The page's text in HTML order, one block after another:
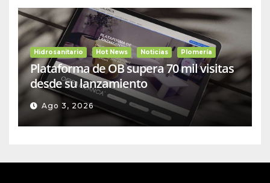
Hidrosanitario Hot News Noticias Plomería
Plataforma de OB supera 70 mil visitas
desde su lanzamiento
Ago 3, 2026